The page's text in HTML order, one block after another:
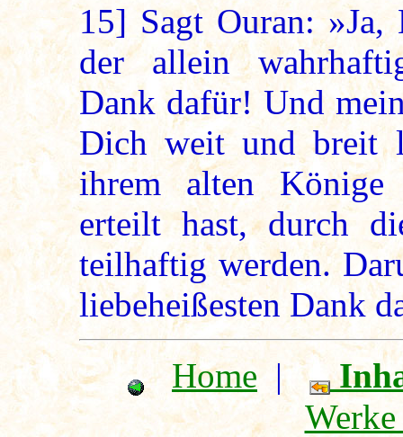
15] Sagt Ouran:
der allein
Dank dafür! Und
Dich weit und breit
ihrem alten Könige
erteilt hast, durch
teilhaftig werden.
liebeheißesten Dank
Home |